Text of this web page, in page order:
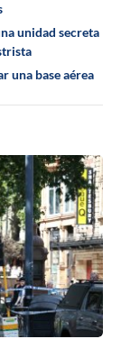
unidad secreta
una base aérea